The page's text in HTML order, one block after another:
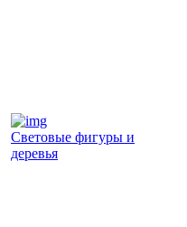
Световые фигуры и
деревья